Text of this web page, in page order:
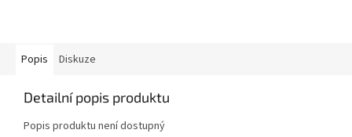
Popis Diskuze
Detailní popis produktu
Popis produktu není dostupný